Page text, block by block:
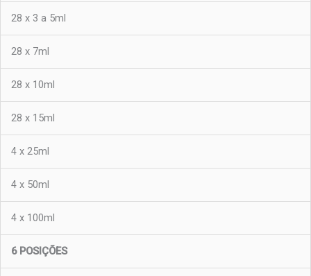
28 x 3 a 5ml
28 x 7ml
28 x 10ml
28 x 15ml
4 x 25ml
4 x 50ml
4 x 100ml
6 POSIÇÕES